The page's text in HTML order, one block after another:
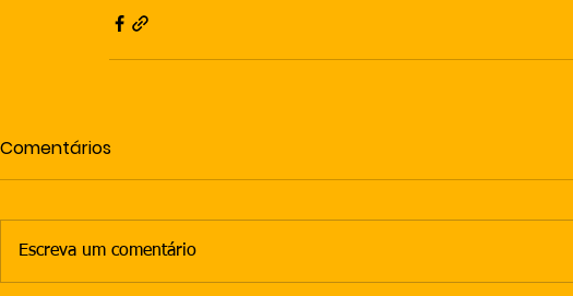
Comentários
Escreva um comentário